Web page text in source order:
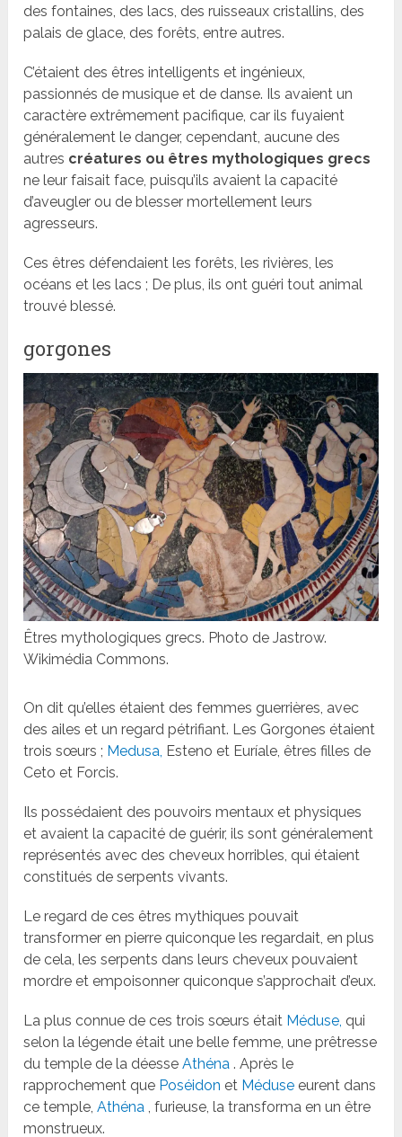
des fontaines, des lacs, des ruisseaux cristallins, des
palais de glace, des forêts, entre autres.
C’étaient des êtres intelligents et ingénieux,
passionnés de musique et de danse. Ils avaient un
caractère extrêmement pacifique, car ils fuyaient
généralement le danger, cependant, aucune des
autres créatures ou êtres mythologiques grecs
ne leur faisait face, puisqu’ils avaient la capacité
d’aveugler ou de blesser mortellement leurs
agresseurs.
Ces êtres défendaient les forêts, les rivières, les
océans et les lacs ; De plus, ils ont guéri tout animal
trouvé blessé.
gorgones
Êtres mythologiques grecs. Photo de Jastrow.
Wikimédia Commons.
On dit qu’elles étaient des femmes guerrières, avec
des ailes et un regard pétrifiant. Les Gorgones étaient
trois sœurs ; Medusa, Esteno et Euríale, êtres filles de
Ceto et Forcis.
Ils possédaient des pouvoirs mentaux et physiques
et avaient la capacité de guérir, ils sont généralement
représentés avec des cheveux horribles, qui étaient
constitués de serpents vivants.
Le regard de ces êtres mythiques pouvait
transformer en pierre quiconque les regardait, en plus
de cela, les serpents dans leurs cheveux pouvaient
mordre et empoisonner quiconque s’approchait d’eux.
La plus connue de ces trois sœurs était Méduse, qui
selon la légende était une belle femme, une prêtresse
du temple de la déesseAthéna . Après le
rapprochement que Poséidon et Méduse eurent dans
ce temple,Athéna , furieuse, la transforma en un être
monstrueux.